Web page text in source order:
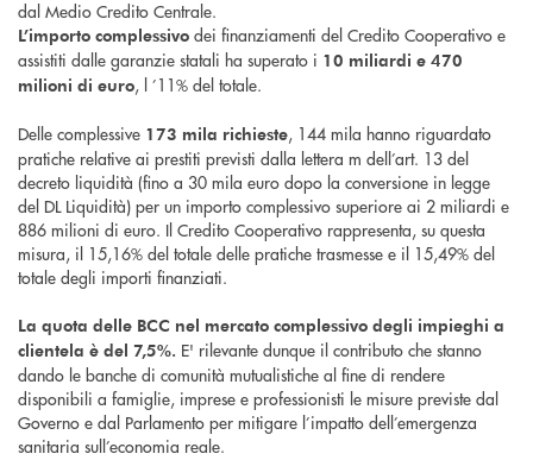
dal Medio Credito Centrale.
L’importo complessivo dei finanziamenti del Credito Cooperativo e
assistiti dalle garanzie statali ha superato i 10 miliardi e 470
milioni di euro, l ’11% del totale.
Delle complessive 173 mila richieste, 144 mila hanno riguardato
pratiche relative ai prestiti previsti dalla lettera m dell’art. 13 del
decreto liquidità (fino a 30 mila euro dopo la conversione in legge
del DL Liquidità) per un importo complessivo superiore ai 2 miliardi e
886 milioni di euro. Il Credito Cooperativo rappresenta, su questa
misura, il 15,16% del totale delle pratiche trasmesse e il 15,49% del
totale degli importi finanziati.
La quota delle BCC nel mercato complessivo degli impieghi a
clientela è del 7,5%. E' rilevante dunque il contributo che stanno
dando le banche di comunità mutualistiche al fine di rendere
disponibili a famiglie, imprese e professionisti le misure previste dal
Governo e dal Parlamento per mitigare l’impatto dell’emergenza
sanitaria sull’economia reale.